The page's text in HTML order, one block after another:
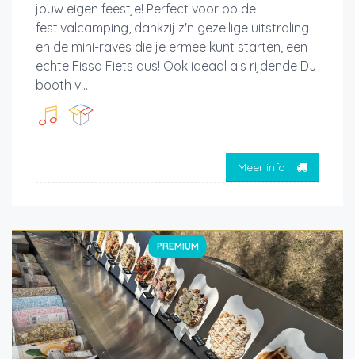
jouw eigen feestje! Perfect voor op de
festivalcamping, dankzij z'n gezellige uitstraling
en de mini-raves die je ermee kunt starten, een
echte Fissa Fiets dus! Ook ideaal als rijdende DJ
booth v...
Meer info
PREMIUM